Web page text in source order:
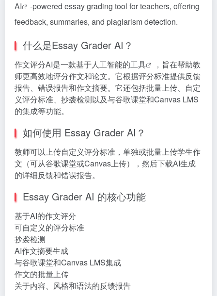
AI
-powered essay grading tool for teachers, offering
feedback, summaries, and plagiarism detection.
什么是Essay Grader AI？
作文评分AI是一款基于人工智能的工具
，旨在帮助教
师更高效地评分作文和论文。它根据评分标准提供反馈
报告、错误报告和作文摘要。它还包括批量上传、自定
义评分标准、抄袭检测以及与谷歌课堂和Canvas LMS
的集成等功能。
如何使用 Essay Grader AI？
教师可以上传自定义评分标准，单独或批量上传学生作
文（可从谷歌课堂或Canvas上传），然后下载AI生成
的详细反馈和错误报告。
Essay Grader AI 的核心功能
基于AI的作文评分
可自定义的评分标准
抄袭检测
AI作文摘要生成
与谷歌课堂和Canvas LMS集成
作文的批量上传
关于内容、风格和语法的反馈报告